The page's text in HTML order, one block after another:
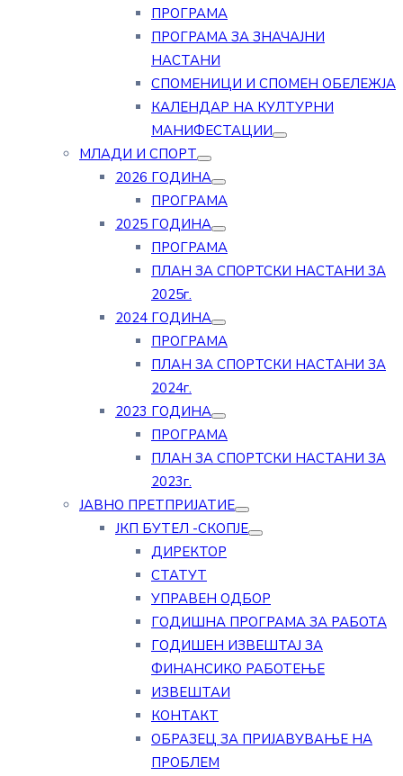
ПРОГРАМА
ПРОГРАМА ЗА ЗНАЧАЈНИ
НАСТАНИ
СПОМЕНИЦИ И СПОМЕН ОБЕЛЕЖЈА
КАЛЕНДАР НА КУЛТУРНИ
МАНИФЕСТАЦИИ
МЛАДИ И СПОРТ
2026 ГОДИНА
ПРОГРАМА
2025 ГОДИНА
ПРОГРАМА
ПЛАН ЗА СПОРТСКИ НАСТАНИ ЗА
2025г.
2024 ГОДИНА
ПРОГРАМА
ПЛАН ЗА СПОРТСКИ НАСТАНИ ЗА
2024г.
2023 ГОДИНА
ПРОГРАМА
ПЛАН ЗА СПОРТСКИ НАСТАНИ ЗА
2023г.
ЈАВНО ПРЕТПРИЈАТИЕ
ЈКП БУТЕЛ -СКОПЈЕ
ДИРЕКТОР
СТАТУТ
УПРАВЕН ОДБОР
ГОДИШНА ПРОГРАМА ЗА РАБОТА
ГОДИШЕН ИЗВЕШТАЈ ЗА
ФИНАНСИКО РАБОТЕЊЕ
ИЗВЕШТАИ
КОНТАКТ
ОБРАЗЕЦ ЗА ПРИЈАВУВАЊЕ НА
ПРОБЛЕМ